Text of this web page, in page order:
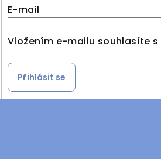
E-mail
Vložením e-mailu souhlasíte s
Přihlásit se